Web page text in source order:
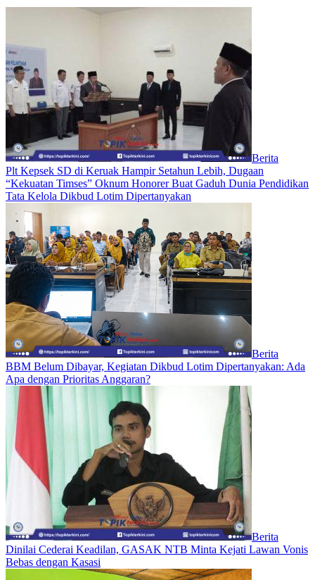
Berita
Plt Kepsek SD di Keruak Hampir Setahun Lebih, Dugaan
“Kekuatan Timses” Oknum Honorer Buat Gaduh Dunia Pendidikan
Tata Kelola Dikbud Lotim Dipertanyakan
Berita
BBM Belum Dibayar, Kegiatan Dikbud Lotim Dipertanyakan: Ada
Apa dengan Prioritas Anggaran?
Berita
Dinilai Cederai Keadilan, GASAK NTB Minta Kejati Lawan Vonis
Bebas dengan Kasasi